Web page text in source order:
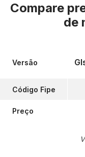
Compare
de
Versão
Código Fipe
Preço